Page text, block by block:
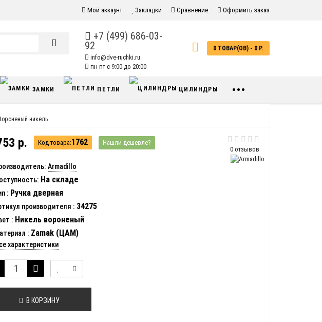
Мой аккаунт Закладки Сравнение Оформить заказ
+7 (499) 686-03-
92
info@dve-ruchki.ru
пн-пт с 9:00 до 20:00
0 ТОВАР(ОВ) - 0 Р.
ЗАМКИ ПЕТЛИ ЦИЛИНДРЫ •••
никель
0 отзывов
р. Код товара:1762 Нашли дешевле?
Armadillo
На складе
: Ручка дверная
производителя : 34275
: Никель вороненый
: Zamak (ЦАМ)
характеристики
В КОРЗИНУ